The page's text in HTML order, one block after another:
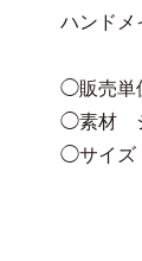
ハンド
◯販売
◯素材
◯サイズ